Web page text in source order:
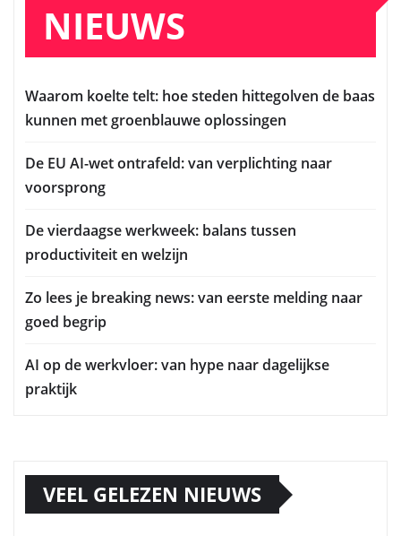
NIEUWS
Waarom koelte telt: hoe steden hittegolven de baas
kunnen met groenblauwe oplossingen
De EU AI-wet ontrafeld: van verplichting naar
voorsprong
De vierdaagse werkweek: balans tussen
productiviteit en welzijn
Zo lees je breaking news: van eerste melding naar
goed begrip
AI op de werkvloer: van hype naar dagelijkse
praktijk
VEEL GELEZEN NIEUWS